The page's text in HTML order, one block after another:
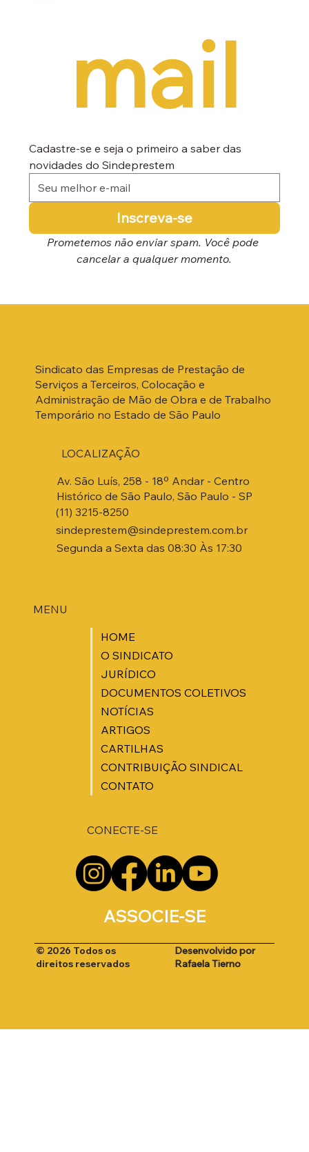
mail
Cadastre-se e seja o primeiro a saber das
novidades do Sindeprestem
Inscreva-se
Prometemos não enviar spam. Você pode
cancelar a qualquer momento.
Sindicato das Empresas de Prestação de
Serviços a Terceiros, Colocação e
Administração de Mão de Obra e de Trabalho
Temporário no Estado de São Paulo
MENU
HOME
O SINDICATO
JURÍDICO
DOCUMENTOS COLETIVOS
NOTÍCIAS
ARTIGOS
CARTILHAS
CONTRIBUIÇÃO SINDICAL
CONTATO
Av. São Luís, 258 - 18º Andar - Centro
Histórico de São Paulo, São Paulo - SP
(11) 3215-8250
sindeprestem@sindeprestem.com.br
Segunda a Sexta das 08:30 Às 17:30
LOCALIZAÇÃO
ASSOCIE-SE
CONECTE-SE
© 2026 Todos os
direitos reservados
Desenvolvido por
Rafaela Tierno